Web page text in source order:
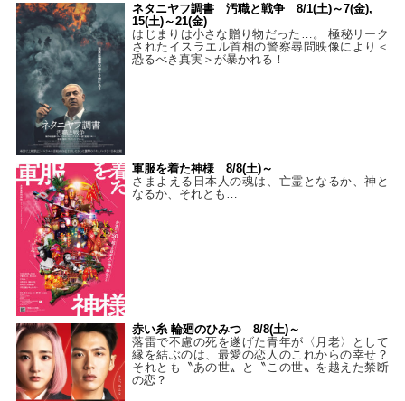
ネタニヤフ調書 汚職と戦争 8/1(土)～7(金),
15(土)～21(金)
はじまりは小さな贈り物だった…。 極秘リーク
されたイスラエル首相の警察尋問映像により＜
恐るべき真実＞が暴かれる！
軍服を着た神様 8/8(土)～
さまよえる日本人の魂は、亡霊となるか、神と
なるか、それとも…
赤い糸 輪廻のひみつ 8/8(土)～
落雷で不慮の死を遂げた青年が〈月老〉として
縁を結ぶのは、最愛の恋人のこれからの幸せ？
それとも〝あの世〟と〝この世〟を越えた禁断
の恋？